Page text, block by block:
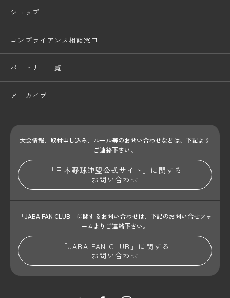
ショップ
コンプライアンス相談窓口
パートナー一覧
アーカイブ
大会情報、取材申し込み、ルール等のお問い合わせなどは、下記より
ご連絡下さい。
「日本野球連盟公式サイト」に関する
お問い合わせ
「JABA FAN CLUB」に関するお問い合わせは、 下記のお問い合せフォ
ームよりご連絡下さい。
「JABA FAN CLUB」に関する
お問い合わせ